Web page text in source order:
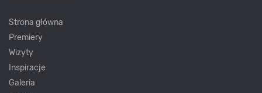
Strona główna
Premiery
Wizyty
Inspiracje
Galeria